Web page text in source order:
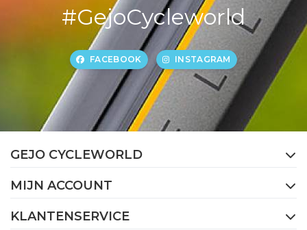
#GejoCycleworld
FACEBOOK INSTAGRAM
GEJO CYCLEWORLD
MIJN ACCOUNT
KLANTENSERVICE